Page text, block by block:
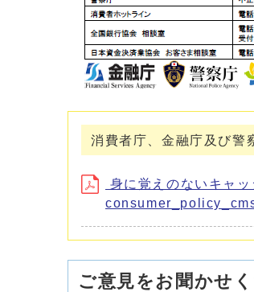
消費者庁、金融庁及び警
身に覚えのないキャ
ご意見をお聞かせ